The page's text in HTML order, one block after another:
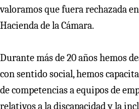
valoramos que fuera rechazada
Hacienda de la Cámara.
Durante más de 20 años hemos
con sentido social, hemos
de competencias a equipos de
relativos a la discapacidad y la